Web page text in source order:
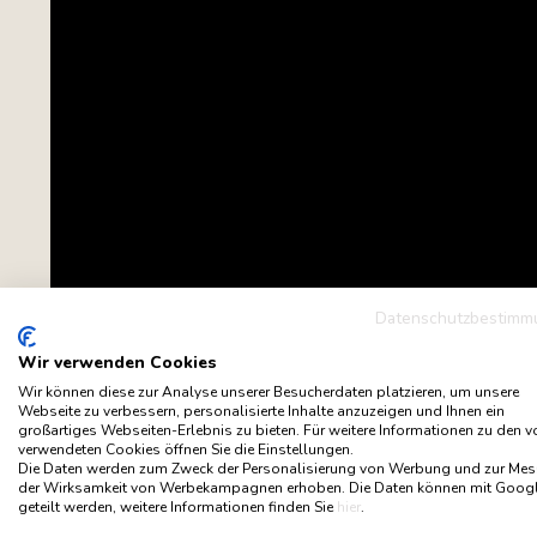
Wir verwenden Cookies
Wir können diese zur Analyse unserer Besucherdaten platzieren, um unsere
Webseite zu verbessern, personalisierte Inhalte anzuzeigen und Ihnen ein
großartiges Webseiten-Erlebnis zu bieten. Für weitere Informationen zu den
verwendeten Cookies öffnen Sie die Einstellungen.
Die Daten werden zum Zweck der Personalisierung von Werbung und zur
der Wirksamkeit von Werbekampagnen erhoben. Die Daten können mit
geteilt werden, weitere Informationen finden Siehier.